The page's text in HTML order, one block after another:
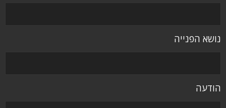
נושא הפנייה
הודעה